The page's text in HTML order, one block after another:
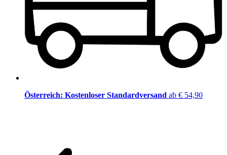
Österreich: Kostenloser Standardversand ab € 54,90